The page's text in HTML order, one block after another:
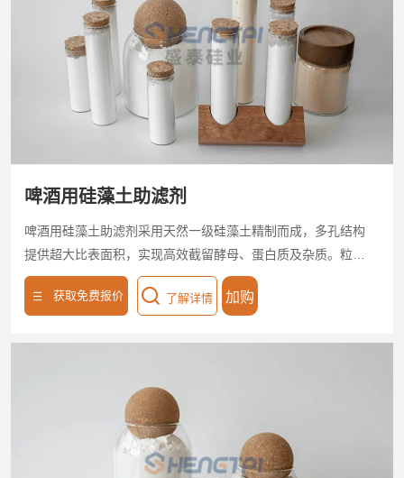
啤酒用硅藻土助滤剂
啤酒用硅藻土助滤剂采用天然一级硅藻土精制而成，多孔结构
提供超大比表面积，实现高效截留酵母、蛋白质及杂质。粒径
分布均匀，渗透性强，显著提升过滤速度与澄清度，保持啤酒
原有风味。啤酒用硅藻土助滤剂适用于板框/烛式过滤设备，操
获取免费报价 了解详情 加购